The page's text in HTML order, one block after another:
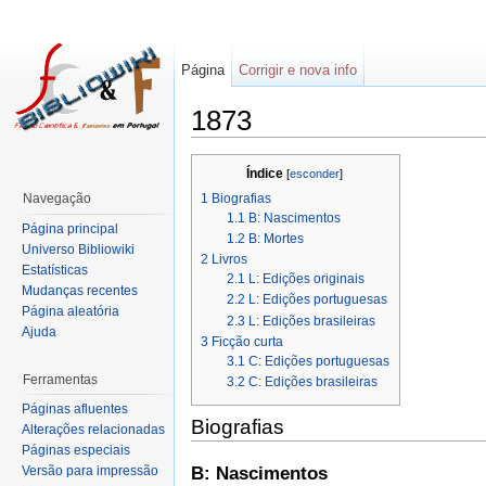
1873
Índice[esconder]
1 Biografias
1.1 B: Nascimentos
1.2 B: Mortes
2 Livros
2.1 L: Edições originais
2.2 L: Edições portuguesas
2.3 L: Edições brasileiras
3 Ficção curta
3.1 C: Edições portuguesas
3.2 C: Edições brasileiras
Biografias
B: Nascimentos
Página Corrigir e nova info
Navegação
Página principal
Universo Bibliowiki
Estatísticas
Mudanças recentes
Página aleatória
Ajuda
Ferramentas
Páginas afluentes
Alterações relacionadas
Páginas especiais
Versão para impressão